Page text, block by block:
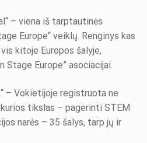
– viena iš tarptautinės
Europe“ veiklų. Renginys kas
kitoje Europos šalyje,
Stage Europe” asociacijai.
– Vokietijoje registruota ne
tikslas – pagerinti STEM
narės – 35 šalys, tarp jų ir